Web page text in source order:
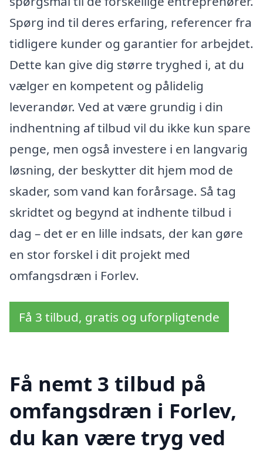
Spørg ind til deres erfaring, referencer fra
tidligere kunder og garantier for arbejdet.
Dette kan give dig større tryghed i, at du
vælger en kompetent og pålidelig
leverandør. Ved at være grundig i din
indhentning af tilbud vil du ikke kun spare
penge, men også investere i en langvarig
løsning, der beskytter dit hjem mod de
skader, som vand kan forårsage. Så tag
skridtet og begynd at indhente tilbud i
dag – det er en lille indsats, der kan gøre
en stor forskel i dit projekt med
omfangsdræn i Forlev.
Få 3 tilbud, gratis og uforpligtende
Få nemt 3 tilbud på
omfangsdræn i Forlev,
du kan være tryg ved